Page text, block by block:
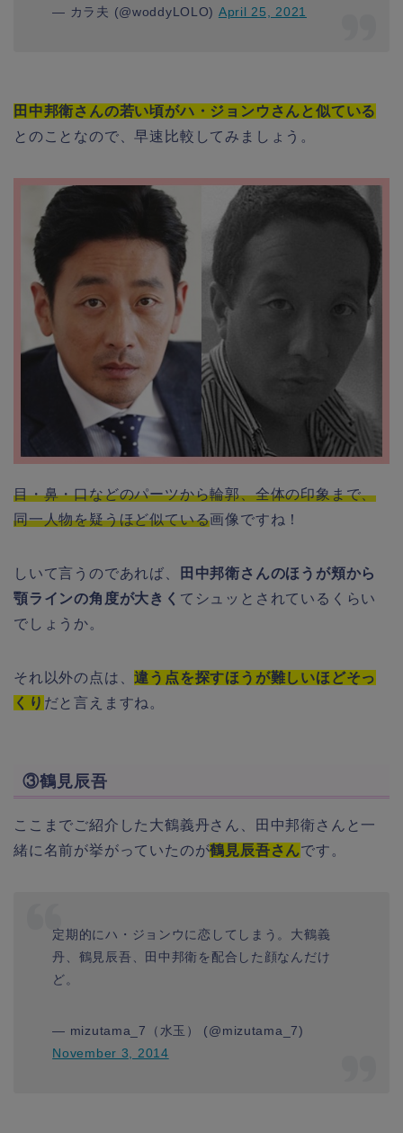
— カラ夫 (@woddyLOLO) April 25, 2021
田中邦衛さんの若い頃がハ・ジョンウさんと似ている
とのことなので、早速比較してみましょう。
目・鼻・口などのパーツから輪郭、全体の印象まで、
同一人物を疑うほど似ている画像ですね！
しいて言うのであれば、
田中邦衛さんのほうが頬から
顎ラインの角度が大きく てシュッとされているくらい
でしょうか。
それ以外の点は、違う点を探すほうが難しいほどそっ
くり だと言えますね。
③鶴見辰吾
ここまでご紹介した大鶴義丹さん、田中邦衛さんと一
緒に名前が挙がっていたのが鶴見辰吾さんです。
定期的にハ・ジョンウに恋してしまう。大鶴義
丹、鶴見辰吾、田中邦衛を配合した顔なんだけ
ど。
— mizutama_7（水玉） (@mizutama_7)
November 3, 2014